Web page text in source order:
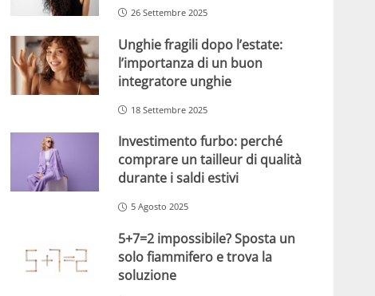
26 Settembre 2025
Unghie fragili dopo l’estate:
l’importanza di un buon
integratore unghie
18 Settembre 2025
Investimento furbo: perché
comprare un tailleur di qualità
durante i saldi estivi
5 Agosto 2025
5+7=2 impossibile? Sposta un
solo fiammifero e trova la
soluzione